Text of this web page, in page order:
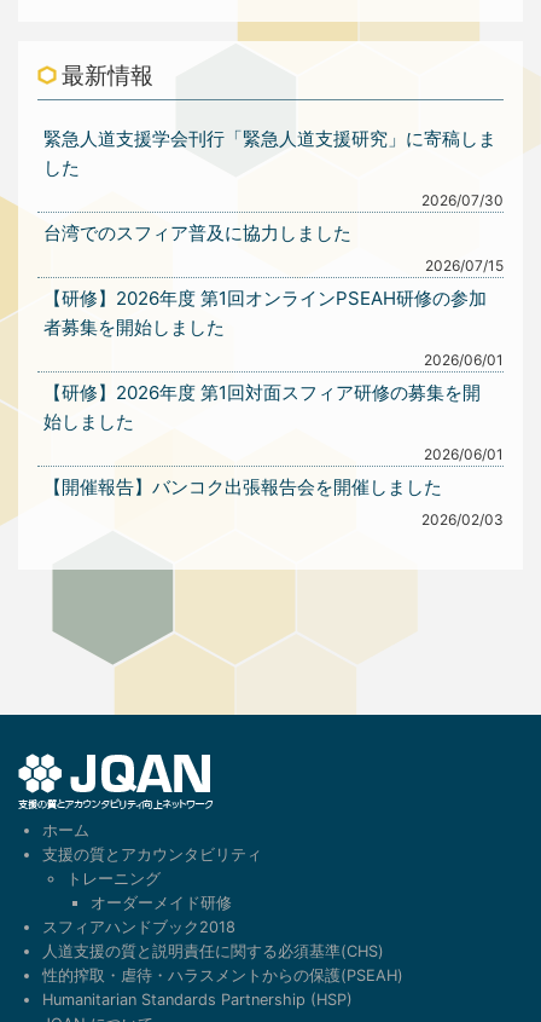
最新情報
緊急人道支援学会刊行「緊急人道支援研究」に寄稿しま
した
2026/07/30
台湾でのスフィア普及に協力しました
2026/07/15
【研修】2026年度 第1回オンラインPSEAH研修の参加
者募集を開始しました
2026/06/01
【研修】2026年度 第1回対面スフィア研修の募集を開
始しました
2026/06/01
【開催報告】バンコク出張報告会を開催しました
2026/02/03
ホーム
支援の質とアカウンタビリティ
トレーニング
オーダーメイド研修
スフィアハンドブック2018
人道支援の質と説明責任に関する必須基準(CHS)
性的搾取・虐待・ハラスメントからの保護(PSEAH)
Humanitarian Standards Partnership (HSP)